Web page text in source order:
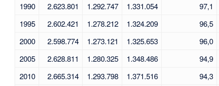
1990
2.623.801 1.292.747 1.331.054
97,1
1995
2.602.421 1.278.212 1.324.209
96,5
2000
2.598.774 1.273.121 1.325.653
96,0
2005
2.628.811 1.280.325 1.348.486
94,9
2010
2.665.314 1.293.798 1.371.516
94,3